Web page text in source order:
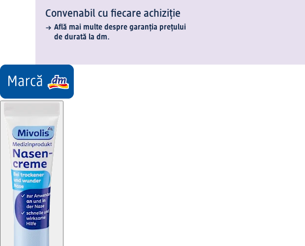
Convenabil cu fiecare achiziție
Află mai multe despre garanția prețului
de durată la dm.